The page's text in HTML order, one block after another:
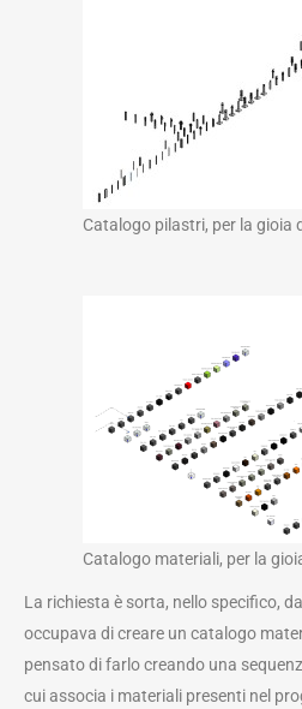
Catalogo pilastri, per la gioia
Catalogo materiali, per la
La richiesta è sorta, nello specifico,
occupava di creare un catalogo
pensato di farlo creando una
cui associa i materiali presenti nel